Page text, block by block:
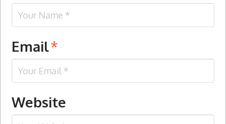
Email*
Website